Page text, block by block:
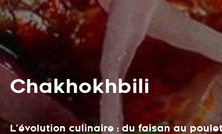
Chakhokhbili
L'évolution culinaire : du faisan au